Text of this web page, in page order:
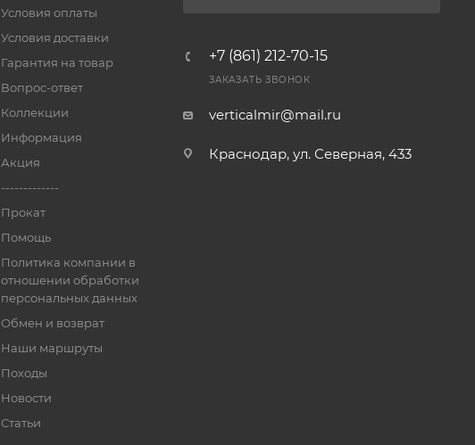
Условия оплаты
Условия доставки
Гарантия на товар
Вопрос-ответ
Коллекции
Информация
Акция
-------------
Прокат
Помощь
Политика компании в
отношении обработки
персональных данных
Обмен и возврат
Наши маршруты
Походы
Новости
Статьи
+7 (861) 212-70-15
ЗАКАЗАТЬ ЗВОНОК
verticalmir@mail.ru
Краснодар, ул. Северная, 433